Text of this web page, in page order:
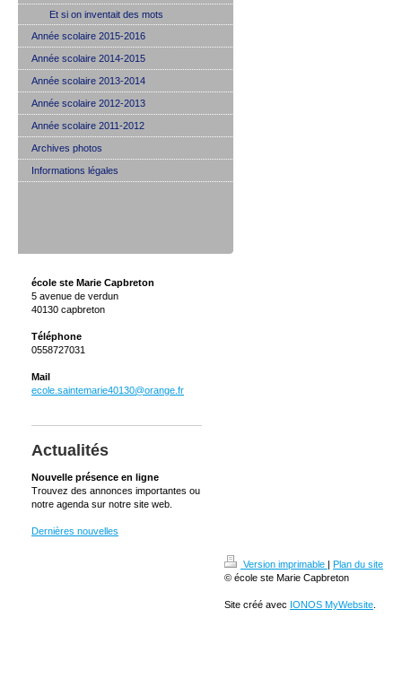
Et si on inventait des mots
Année scolaire 2015-2016
Année scolaire 2014-2015
Année scolaire 2013-2014
Année scolaire 2012-2013
Année scolaire 2011-2012
Archives photos
Informations légales
école ste Marie Capbreton
5 avenue de verdun
40130 capbreton
Téléphone
0558727031
Mail
ecole.saintemarie40130@orange.fr
Actualités
Nouvelle présence en ligne
Trouvez des annonces importantes ou
notre agenda sur notre site web.
Dernières nouvelles
Version imprimable | Plan du site
© école ste Marie Capbreton
Site créé avec IONOS MyWebsite